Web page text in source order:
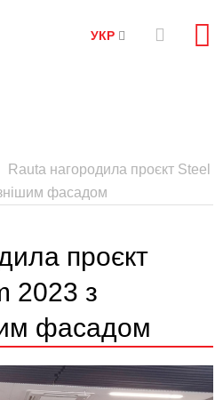
УКР
Rauta нагородила проєкт Steel
фасадом
проєкт
2023 з
фасадом